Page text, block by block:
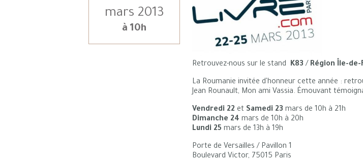
mars 2013
à 10h
Retrouvez-nous sur le stand K83 / Région Île-de-
La Roumanie invitée d'honneur cette année :
Jean Rounault, Mon ami Vassia. Émouvant
Vendredi 22 et Samedi 23 mars de 10h à 21h
Dimanche 24 mars de 10h à 20h
Lundi 25 mars de 13h à 19h
Porte de Versailles / Pavillon 1
Boulevard Victor, 75015 Paris